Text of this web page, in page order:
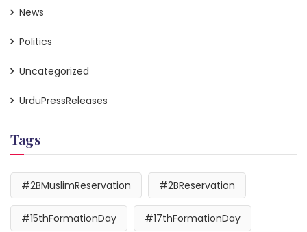
News
Politics
Uncategorized
UrduPressReleases
Tags
#2BMuslimReservation #2BReservation
#15thFormationDay #17thFormationDay